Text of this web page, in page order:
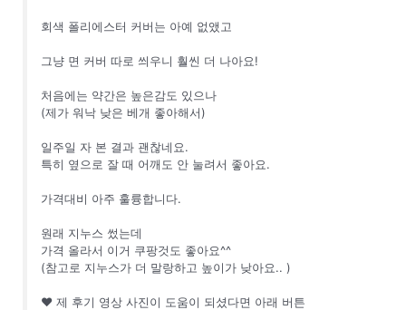
회색 폴리에스터 커버는 아예 없앴고
그냥 면 커버 따로 씌우니 훨씬 더 나아요!
처음에는 약간은 높은감도 있으나
(제가 워낙 낮은 베개 좋아해서)
일주일 자 본 결과 괜찮네요.
특히 옆으로 잘 때 어깨도 안 눌려서 좋아요.
가격대비 아주 훌륭합니다.
원래 지누스 썼는데
가격 올라서 이거 쿠팡것도 좋아요^^
(참고로 지누스가 더 말랑하고 높이가 낮아요.. )
❤ 제 후기 영상 사진이 도움이 되셨다면 아래 버튼